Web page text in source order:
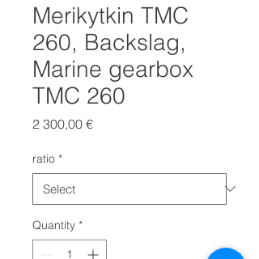
Merikytkin TMC
260, Backslag,
Marine gearbox
TMC 260
2 300,00 €Price
ratio *
Quantity *